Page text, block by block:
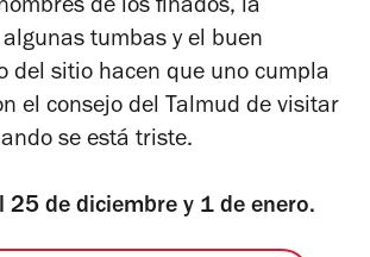
de los finados, la
tumbas y el buen
del sitio hacen que uno cumpla
el consejo del Talmud de visitar
se está triste.
25 de diciembre y 1 de enero.